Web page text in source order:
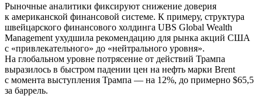
Рыночные аналитики фиксируют снижение доверия
к американской финансовой системе. К примеру, структура
швейцарского финансового холдинга UBS Global Wealth
Management ухудшила рекомендацию для рынка акций США
с «привлекательного» до «нейтрального уровня».
На глобальном уровне потрясение от действий Трампа
выразилось в быстром падении цен на нефть марки Brent
с момента выступления Трампа — на 12%, до примерно $65,5
за баррель.